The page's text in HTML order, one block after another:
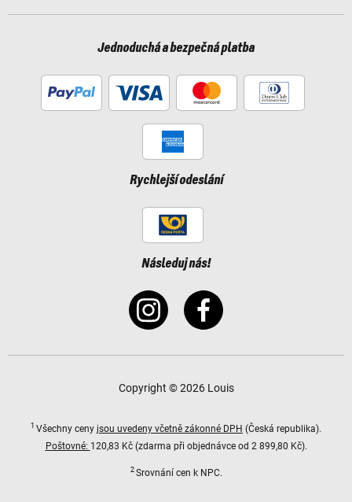
Jednoduchá a bezpečná platba
Rychlejší odeslání
Následuj nás!
Copyright © 2026 Louis
1 Všechny ceny jsou uvedeny včetně zákonné DPH (Česká republika).
Poštovné: 120,83 Kč (zdarma při objednávce od 2 899,80 Kč).
2 Srovnání cen k NPC.